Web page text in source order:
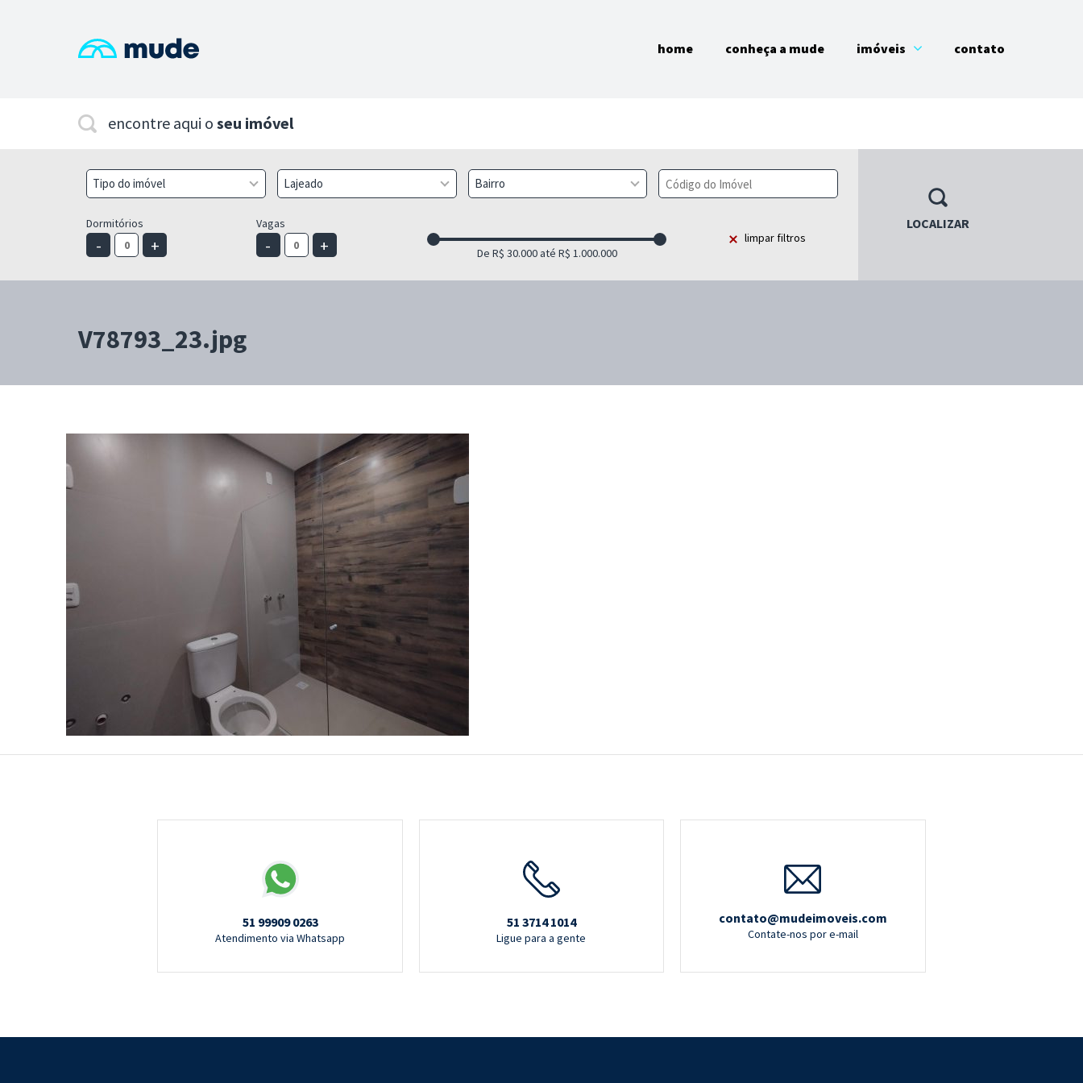
home conheça a mude imóveis contato
encontre aqui o seu imóvel
Tipo do imóvel Lajeado Bairro
Dormitórios
- +
Vagas
- + limpar filtros
LOCALIZAR
V78793_23.jpg
51 99909 0263
Atendimento via Whatsapp
51 3714 1014
Ligue para a gente
contato@mudeimoveis.com
Contate-nos por e-mail